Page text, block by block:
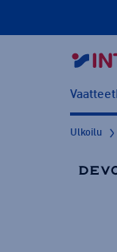
Vaatteet
Ulkoilu